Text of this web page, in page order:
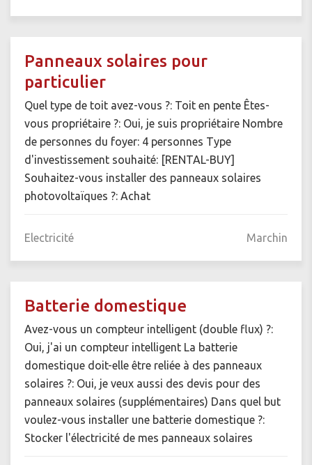
Panneaux solaires pour
particulier
Quel type de toit avez-vous ?: Toit en pente Êtes-
vous propriétaire ?: Oui, je suis propriétaire Nombre
de personnes du foyer: 4 personnes Type
d'investissement souhaité: [RENTAL-BUY]
Souhaitez-vous installer des panneaux solaires
photovoltaïques ?: Achat
Electricité Marchin
Batterie domestique
Avez-vous un compteur intelligent (double flux) ?:
Oui, j'ai un compteur intelligent La batterie
domestique doit-elle être reliée à des panneaux
solaires ?: Oui, je veux aussi des devis pour des
panneaux solaires (supplémentaires) Dans quel but
voulez-vous installer une batterie domestique ?:
Stocker l'électricité de mes panneaux solaires